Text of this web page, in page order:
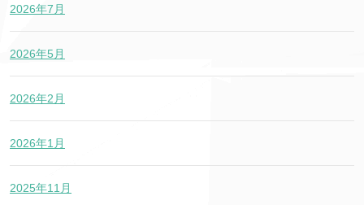
2026年7月
2026年5月
2026年2月
2026年1月
2025年11月